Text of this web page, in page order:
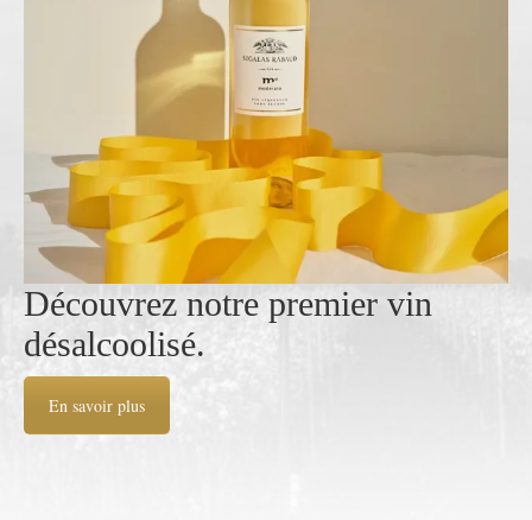
Découvrez notre premier vin
désalcoolisé.
En savoir plus